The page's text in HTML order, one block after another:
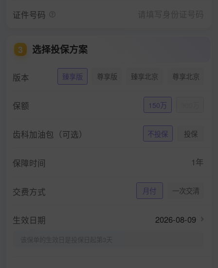
证件号码
3 选择投保方案
版本 臻享版 尊享版 臻享北京 尊享北京
保额 150万
齿科加油包（可选） 不投保 投保
保障时间 1年
交费方式 月付 一次交清
生效日期 2026-08-09